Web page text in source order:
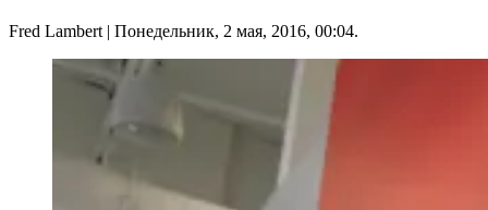
Fred Lambert| Понедельник, 2 мая, 2016, 00:04.